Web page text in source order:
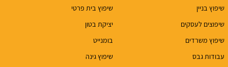
שיפוץ בניין
שיפוצים לעסקים
שיפוץ משרדים
עבודות גבס
שיפוץ בית פרטי
יציקת בטון
בומנייט
שיפוץ גינה